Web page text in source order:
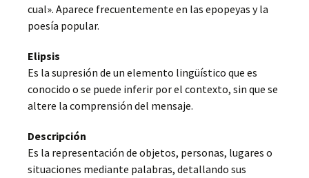
cual». Aparece frecuentemente en las epopeyas y la
poesía popular.
Elipsis
Es la supresión de un elemento lingüístico que es
conocido o se puede inferir por el contexto, sin que se
altere la comprensión del mensaje.
Descripción
Es la representación de objetos, personas, lugares o
situaciones mediante palabras, detallando sus